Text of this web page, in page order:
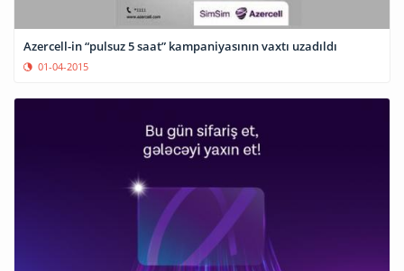
Azercell-in “pulsuz 5 saat” kampaniyasının vaxtı uzadıldı
01-04-2015